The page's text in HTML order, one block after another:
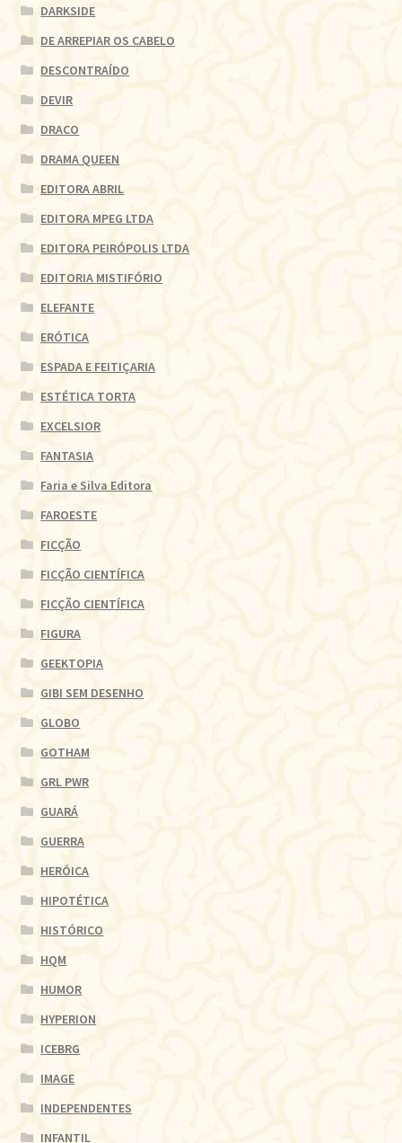
DARKSIDE
DE ARREPIAR OS CABELO
DESCONTRAÍDO
DEVIR
DRACO
DRAMA QUEEN
EDITORA ABRIL
EDITORA MPEG LTDA
EDITORA PEIRÓPOLIS LTDA
EDITORIA MISTIFÓRIO
ELEFANTE
ERÓTICA
ESPADA E FEITIÇARIA
ESTÉTICA TORTA
EXCELSIOR
FANTASIA
Faria e Silva Editora
FAROESTE
FICÇÃO
FICÇÃO CIENTÍFICA
FICÇÃO CIENTÍFICA
FIGURA
GEEKTOPIA
GIBI SEM DESENHO
GLOBO
GOTHAM
GRL PWR
GUARÁ
GUERRA
HERÓICA
HIPOTÉTICA
HISTÓRICO
HQM
HUMOR
HYPERION
ICEBRG
IMAGE
INDEPENDENTES
INFANTIL